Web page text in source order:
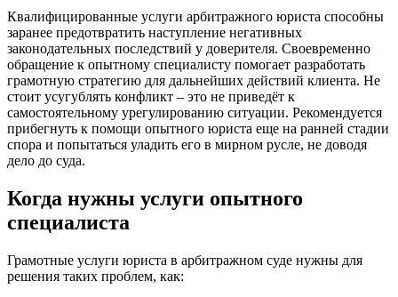
Квалифицированные услуги арбитражного юриста способны
заранее предотвратить наступление негативных
законодательных последствий у доверителя. Своевременно
обращение к опытному специалисту помогает разработать
грамотную стратегию для дальнейших действий клиента. Не
стоит усугублять конфликт – это не приведёт к
самостоятельному урегулированию ситуации. Рекомендуется
прибегнуть к помощи опытного юриста еще на ранней стадии
спора и попытаться уладить его в мирном русле, не доводя
дело до суда.
Когда нужны услуги опытного
специалиста
Грамотные услуги юриста в арбитражном суде нужны для
решения таких проблем, как: